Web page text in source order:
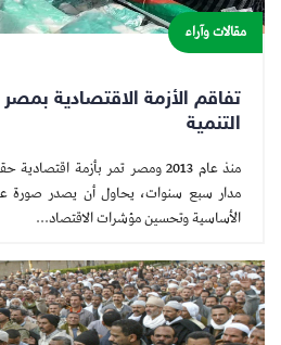
مقالات وآراء
تفاقم الأزمة الاقتصادية
التنمية
منذ عام 2013 ومصر تمر بأزمة
مدار سبع سنوات، يحاول أن يصدر صورة
الأساسية وتحسين مؤشرات الاقتصاد...